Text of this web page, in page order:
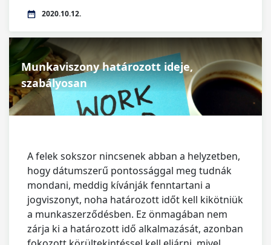
2020.10.12.
Munkaviszony határozott ideje,
szabályosan
A felek sokszor nincsenek abban a helyzetben,
hogy dátumszerű pontossággal meg tudnák
mondani, meddig kívánják fenntartani a
jogviszonyt, noha határozott időt kell kikötniük
a munkaszerződésben. Ez önmagában nem
zárja ki a határozott idő alkalmazását, azonban